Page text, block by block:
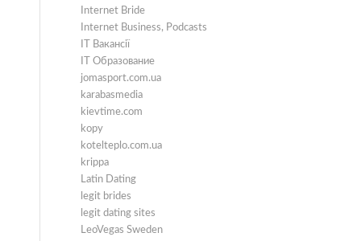
Internet Bride
Internet Business, Podcasts
IT Вакансії
IT Образование
jomasport.com.ua
karabasmedia
kievtime.com
kopy
kotelteplo.com.ua
krippa
Latin Dating
legit brides
legit dating sites
LeoVegas Sweden